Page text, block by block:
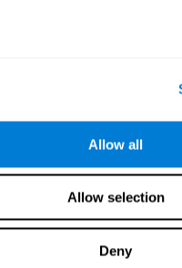
Allow all
Allow selection
Deny
- Test DIAT-SHIF
:
moguće da prati lopticu, koja
boja kojom je reč ispisana,
(da vodi računa o dva
zahteva od korisnika da se
i menja strategije, da
Test HECOOR:
dok se ona pokreće
ne skrene sa loptice.
- Test REST-HECOOR